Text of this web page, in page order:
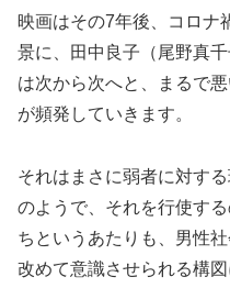
映画はその7年後、コロナ
景に、田中良子（尾野真
は次から次へと、まるで
が頻発していきます。
それはまさに弱者に対す
のようで、それを行使す
ちというあたりも、男性
改めて意識させられる構図